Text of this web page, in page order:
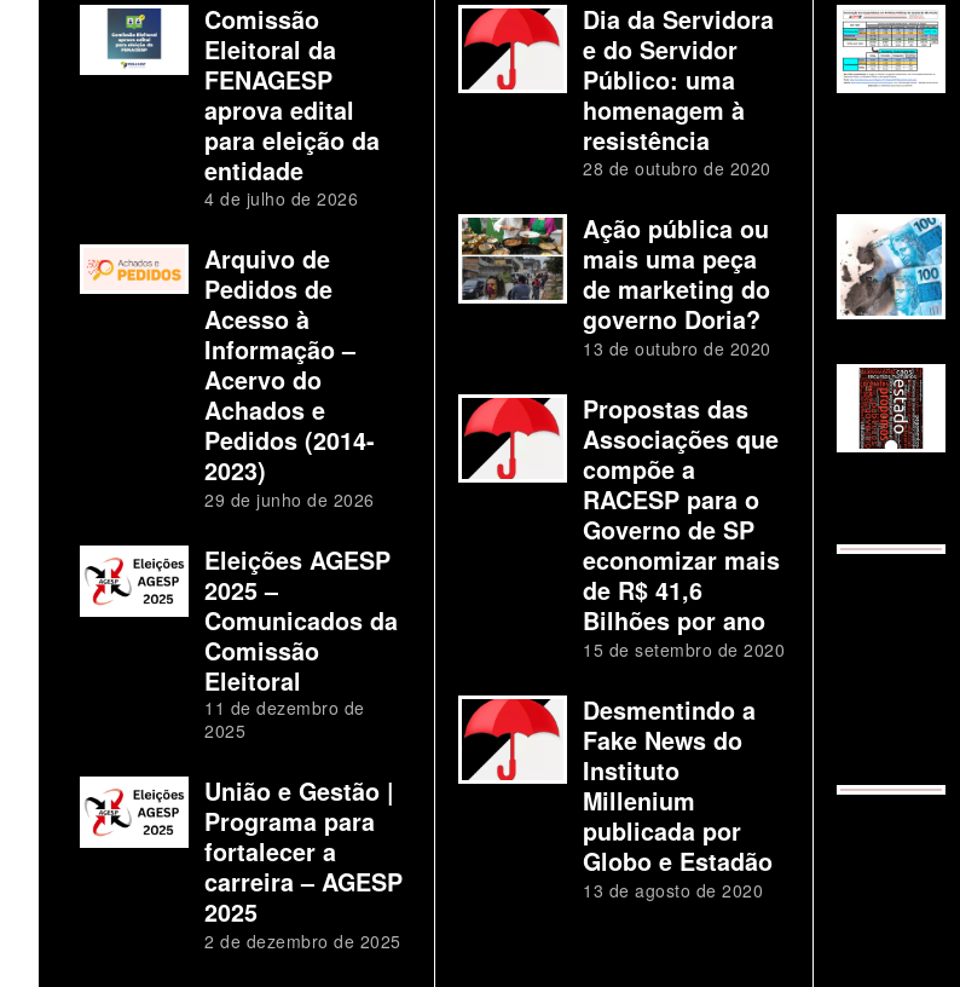
Comissão
Eleitoral da
FENAGESP
aprova edital
para eleição da
entidade
4 de julho de 2026
Arquivo de
Pedidos de
Acesso à
Informação –
Acervo do
Achados e
Pedidos (2014-
2023)
29 de junho de 2026
Eleições AGESP
2025 –
Comunicados da
Comissão
Eleitoral
11 de dezembro de
2025
União e Gestão |
Programa para
fortalecer a
carreira – AGESP
2025
2 de dezembro de 2025
Dia da Servidora
e do Servidor
Público: uma
homenagem à
resistência
28 de outubro de 2020
Ação pública ou
mais uma peça
de marketing do
governo Doria?
13 de outubro de 2020
Propostas das
Associações que
compõe a
RACESP para o
Governo de SP
economizar mais
de R$ 41,6
Bilhões por ano
15 de setembro de 2020
Desmentindo a
Fake News do
Instituto
Millenium
publicada por
Globo e Estadão
13 de agosto de 2020